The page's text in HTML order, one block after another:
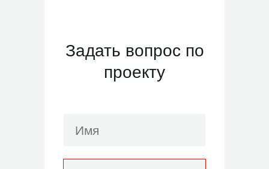
Задать вопрос по
проекту